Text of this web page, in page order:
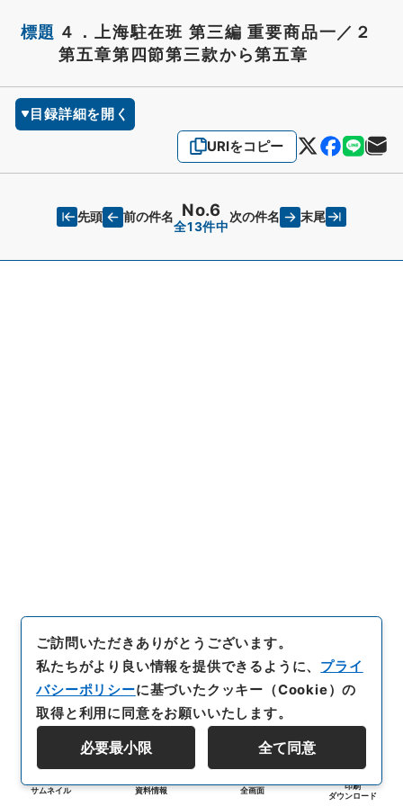
標題 ４．上海駐在班 第三編 重要商品一／２
第五章第四節第三款から第五章
目録詳細を開く
URIをコピー
先頭 前の件名 No.6
全13件中
次の件名 末尾
サムネイル 資料情報 全画面
印刷
ダウンロード
ご訪問いただきありがとうございます。
私たちがより良い情報を提供できるように、 プライ
バシーポリシーに基づいたクッキー（Cookie）の
取得と利用に同意をお願いいたします。
必要最小限 全て同意